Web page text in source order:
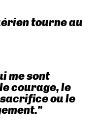
tourne au
me sont
courage, le
ou le